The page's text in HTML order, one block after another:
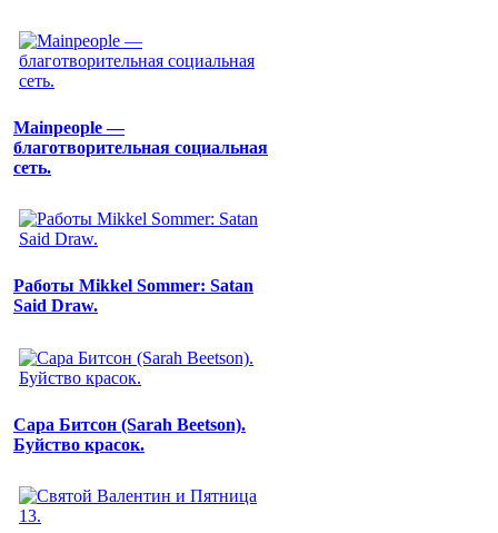
Mainpeople —
благотворительная социальная
сеть.
Работы Mikkel Sommer: Satan
Said Draw.
Сара Битсон (Sarah Beetson).
Буйство красок.